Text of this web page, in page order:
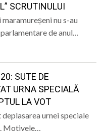
SCRUTINULUI
nu s-au
de anul…
SUTE DE
URNA SPECIALĂ
LA VOT
urnei speciale
Motivele…